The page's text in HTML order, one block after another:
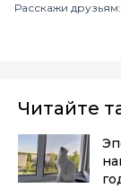
Расскажи друзьям:
Читайте